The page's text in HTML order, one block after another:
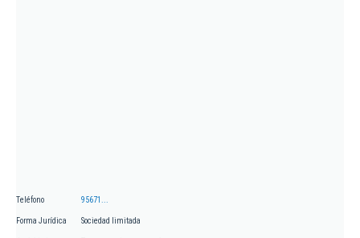
Teléfono 95671...
Forma Jurídica Sociedad limitada